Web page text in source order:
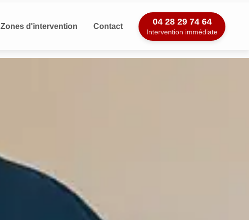
Zones d'intervention Contact 04 28 29 74 64
Intervention immédiate